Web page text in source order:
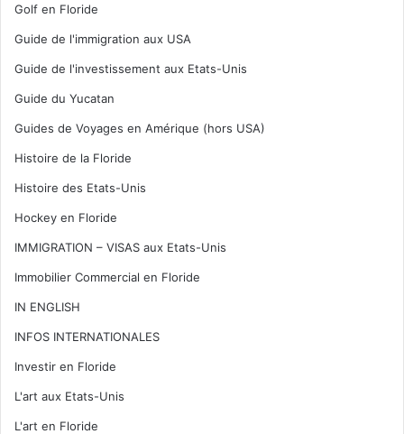
Golf en Floride
Guide de l'immigration aux USA
Guide de l'investissement aux Etats-Unis
Guide du Yucatan
Guides de Voyages en Amérique (hors USA)
Histoire de la Floride
Histoire des Etats-Unis
Hockey en Floride
IMMIGRATION – VISAS aux Etats-Unis
Immobilier Commercial en Floride
IN ENGLISH
INFOS INTERNATIONALES
Investir en Floride
L'art aux Etats-Unis
L'art en Floride